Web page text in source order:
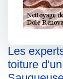
Les
toiture